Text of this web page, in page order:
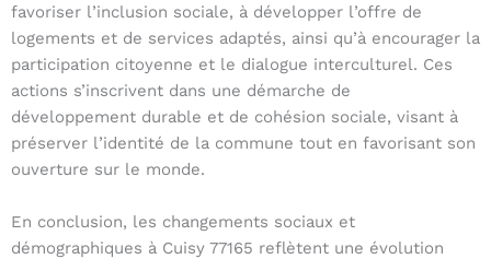
favoriser l’inclusion sociale, à développer l’offre de
logements et de services adaptés, ainsi qu’à encourager la
participation citoyenne et le dialogue interculturel. Ces
actions s’inscrivent dans une démarche de
développement durable et de cohésion sociale, visant à
préserver l’identité de la commune tout en favorisant son
ouverture sur le monde.
En conclusion, les changements sociaux et
démographiques à Cuisy 77165 reflètent une évolution